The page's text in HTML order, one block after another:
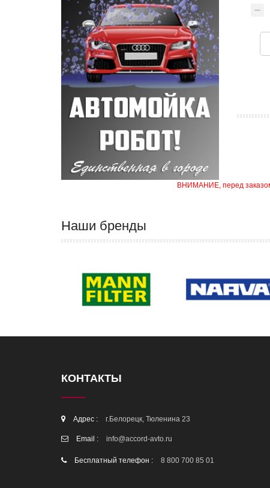
ВНИМАНИЕ, перед
Наши бренды
КОНТАКТЫ
Адрес : г.Белорецк, Тюленина 23
Email : info@accord-avto.ru
Бесплатный телефон : 8 800 700 85 01